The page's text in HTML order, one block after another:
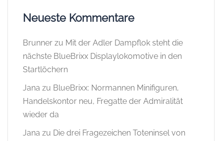
Neueste Kommentare
Brunner zu Mit der Adler Dampflok steht die
nächste BlueBrixx Displaylokomotive in den
Startlöchern
Jana zu BlueBrixx: Normannen Minifiguren,
Handelskontor neu, Fregatte der Admiralität
wieder da
Jana zu Die drei Fragezeichen Toteninsel von